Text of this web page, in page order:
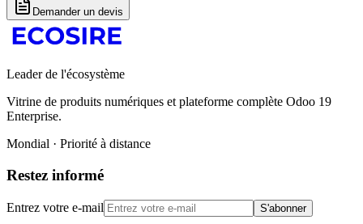
Demander un devis
Leader de l'écosystème
Vitrine de produits numériques et plateforme complète Odoo 19
Enterprise.
Mondial · Priorité à distance
Restez informé
Entrez votre e-mail S'abonner